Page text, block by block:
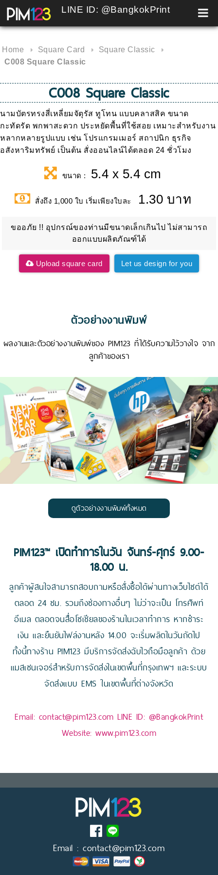
Skip
to
LINE ID: @BangkokPrint
Home Square Card
Square Classic
C008 Square Classic
C008 Square Classic
นามบัตรทรงสี่เหลี่ยมจัตุรัส ทูโทน แบบคลาสสิค ขนาด
กะทัดรัด พกพาสะดวก ประหยัดพื้นที่ใช้สอย เหมาะสำหรับงาน
หลากหลายรูปแบบ เช่น โปรแกรมเมอร์ สถาปนิก ธุรกิจ
อสังหาริมทรัพย์ เป็นต้น สั่งออนไลน์ได้ตลอด 24 ชั่วโมง
ขนาด : 5.4 x 5.4 cm
สั่งถึง 1,000 ใบ เริ่มเพียงใบละ 1.30 บาท
ขออภัย !! อุปกรณ์ของท่านมีขนาดเล็กเกินไป ไม่สามารถ
ออกแบบผลิตภัณฑ์ได้
Upload square card Let us design for you
ตัวอย่างงานพิมพ์
ผลงานและตัวอย่างงานพิมพ์ของ PIM123 ที่ได้รับความไว้วางใจ จาก
ลูกค้าของเรา
ดูตัวอย่างงานพิมพ์ทั้งหมด
PIM123™ เปิดทำการในวัน จันทร์-ศุกร์ 9.00-
18.00 น.
ลูกค้าผู้สนใจสามารถสอบถามหรือสั่งซื้อได้ผ่านทางเว็บไซต์ได้
ตลอด 24 ชม. รวมถึงช่องทางอื่นๆ ไม่ว่าจะเป็น โทรศัพท์
อีเมล ตลอดจนสื่อโซเชียลของร้านในเวลาทำการ หากชำระ
เงิน และยืนยันไฟล์งานหลัง 14.00 จะเริ่มผลิตในวันถัดไป
ทั้งนี้ทางร้าน PIM123 มีบริการจัดส่งฉับไวถือมือลูกค้า ด้วย
แมสเซนเจอร์สำหรับการจัดส่งในเขตพื้นที่กรุงเทพฯ และระบบ
จัดส่งแบบ EMS ในเขตพื้นที่ต่างจังหวัด
Email: contact@pim123.com LINE ID: @BangkokPrint
Website:www.pim123.com
Email :contact@pim123.com